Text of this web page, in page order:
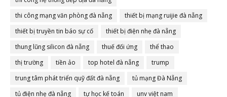
thi công mạng văn phòng đà nẵng
thiết bị mạng ruijie đà nẵng
thiết bị truyền tin báo sự cố
thiết bị điện nhẹ đà nẵng
thung lũng silicon đà nẵng
thuế đối ứng
thể thao
thị trường
tiền ảo top hotel đà nẵng
trump
trung tâm phát triển quỹ đất đà nẵng
tủ mạng Đà Nẵng
tủ điện nhẹ đà nẵng
tự học kế toán
unv việt nam